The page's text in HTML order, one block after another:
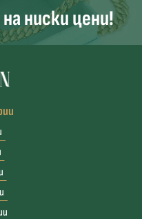
на ниски цени!